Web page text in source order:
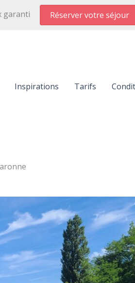
garanti Réserver votre séjour
Inspirations Tarifs